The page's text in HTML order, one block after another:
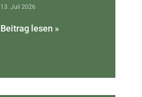
13. Juli 2026
Beitrag lesen »